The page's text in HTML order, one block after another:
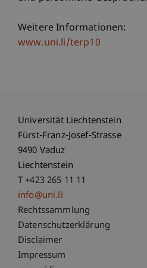
Weitere Informationen:
www.uni.li/terp10
Universität Liechtenstein
Fürst-Franz-Josef-Strasse
9490 Vaduz
Liechtenstein
T +423 265 11 11
info@uni.li
Fußzeile Rechtliche
Rechtssammlung
Datenschutzerklärung
Disclaimer
Impressum